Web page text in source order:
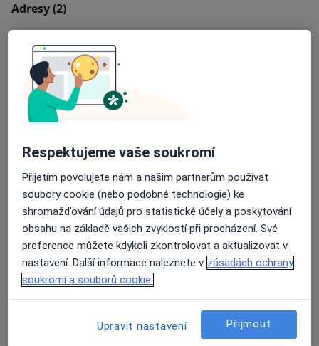
Adresy (2)
Adresa 1 Adresa 2
Kardiologická ordinace
Vinohradská 176,
Přiblížit mapu
Dostupnost
Na této adrese online kalendář není aktivní
Co mám v takové situaci udělat?
Způsoby platby (soukromé návštěvy)
Na teto adrese lékař přijímá pacienty na pojišťovnu
Respektujeme vaše soukromí
Přijetím povolujete nám a našim partnerům používat
soubory cookie (nebo podobné technologie) ke
shromažďování údajů pro statistické účely a poskytování
obsahu na základě vašich zvyklostí při procházení. Své
preference můžete kdykoli zkontrolovat a aktualizovat v
nastavení. Další informace naleznete v zásadách ochrany
soukromí a souborů cookie.
Upravit nastavení Přijmout